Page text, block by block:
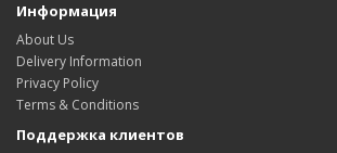
Информация
About Us
Delivery Information
Privacy Policy
Terms & Conditions
Поддержка клиентов